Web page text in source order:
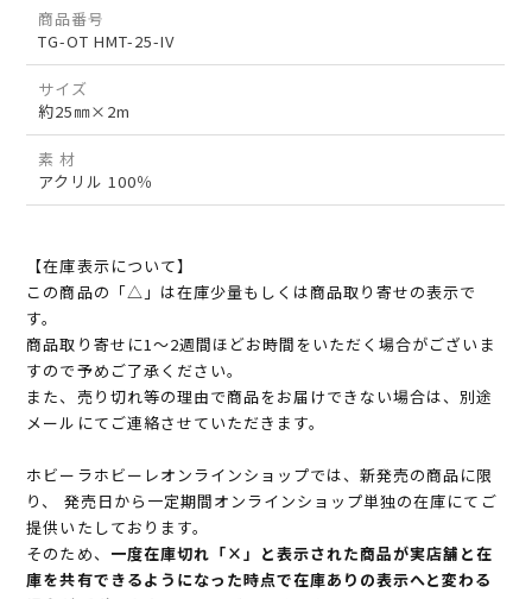
商品番号
TG-OT HMT-25-IV
サイズ
約25㎜×2m
素 材
アクリル 100％
【在庫表示について】
この商品の「△」は在庫少量もしくは商品取り寄せの表示で
す。
商品取り寄せに1～2週間ほどお時間をいただく場合がございま
すので予めご了承ください。
また、売り切れ等の理由で商品をお届けできない場合は、別途
メールにてご連絡させていただきます。
ホビーラホビーレオンラインショップでは、新発売の商品に限
り、 発売日から一定期間オンラインショップ単独の在庫にてご
提供いたしております。
そのため、 一度在庫切れ「×」と表示された商品が実店舗と在
庫を共有できるようになった時点で在庫ありの表示へと変わる